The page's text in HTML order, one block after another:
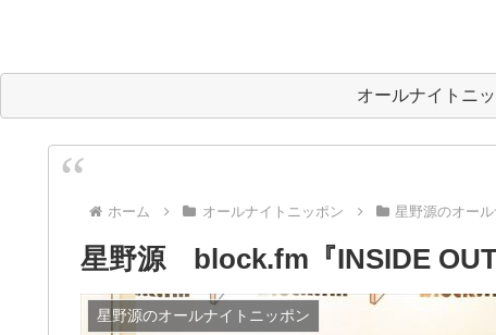
オールナイトニ
ホーム オールナイトニッポン 星野源のオー
星野源 block.fm『INSIDE
星野源のオールナイトニッポン